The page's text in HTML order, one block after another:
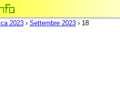
2023 › Settembre 2023 › 18